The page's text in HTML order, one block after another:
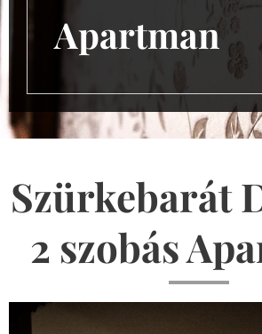
Apartman
Szürkebarát
2 szobás